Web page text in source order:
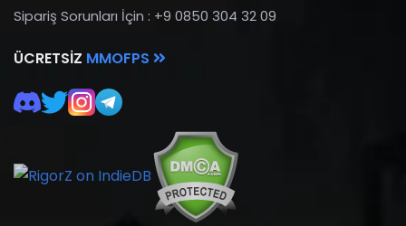
Sipariş Sorunları İçin : +9 0850 304 32 09
ÜCRETSIZ MMOFPS